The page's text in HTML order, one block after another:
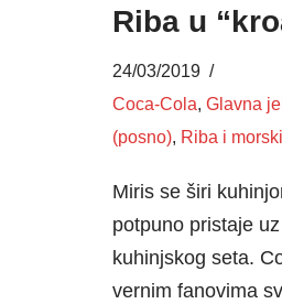
Riba u
24/03/2019
Coca-Cola, Glavna
(posno), Riba i
Miris se širi
potpuno pristaje
kuhinjskog seta.
vernim fanovima